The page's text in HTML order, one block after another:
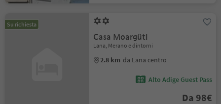
Su richiesta
Casa Moargütl
Lana, Merano e dintorni
2.8 km da Lana centro
Alto Adige Guest Pass
Da 98€